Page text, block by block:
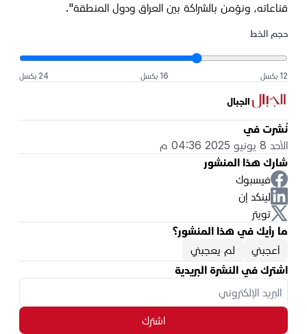
قناعاته، ونؤمن بالشراكة بين العراق ودول المنطقة".
حجم الخط
12 بكسل 16 بكسل 24 بكسل
الجبال
نُشرت في
الأحد 8 يونيو 2025 04:36 م
شارك هذا المنشور
فيسبوك
لينكد إن
تويتر
ما رأيك في هذا المنشور؟
أعجبني
لم يعجبني
اشترك في النشرة البريدية
اشترك